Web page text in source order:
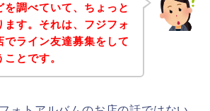
を調べていて、ちょっと
ます。それは、フジフォ
でライン友達募集をして
とです。